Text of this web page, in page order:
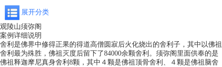
展开分类
观陵山须弥阁
案例详细说明
舍利是佛界中修得正果的得道高僧圆寂后火化烧出的舍利子，其中以佛祖
舍利最为殊胜，佛祖灭度后留下了84000余颗舍利。须弥阁里面供奉的是
佛祖释迦摩尼真身舍利8颗，其中４颗是佛祖顶骨舍利、４颗是佛祖脑舍